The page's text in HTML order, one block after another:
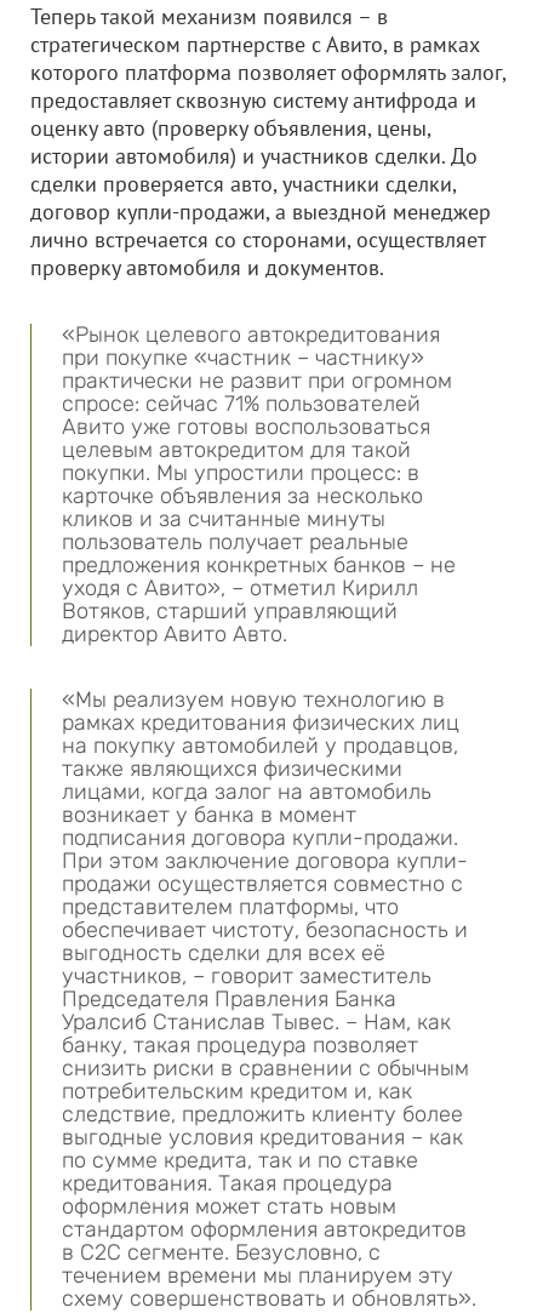
Теперь такой механизм появился – в
стратегическом партнерстве с Авито, в рамках
которого платформа позволяет оформлять залог,
предоставляет сквозную систему антифрода и
оценку авто (проверку объявления, цены,
истории автомобиля) и участников сделки. До
сделки проверяется авто, участники сделки,
договор купли-продажи, а выездной менеджер
лично встречается со сторонами, осуществляет
проверку автомобиля и документов.
«Рынок целевого автокредитования
при покупке «частник – частнику»
практически не развит при огромном
спросе: сейчас 71% пользователей
Авито уже готовы воспользоваться
целевым автокредитом для такой
покупки. Мы упростили процесс: в
карточке объявления за несколько
кликов и за считанные минуты
пользователь получает реальные
предложения конкретных банков – не
уходя с Авито», – отметил Кирилл
Вотяков, старший управляющий
директор Авито Авто.
«Мы реализуем новую технологию в
рамках кредитования физических лиц
на покупку автомобилей у продавцов,
также являющихся физическими
лицами, когда залог на автомобиль
возникает у банка в момент
подписания договора купли-продажи.
При этом заключение договора купли-
продажи осуществляется совместно с
представителем платформы, что
обеспечивает чистоту, безопасность и
выгодность сделки для всех её
участников, – говорит заместитель
Председателя Правления Банка
Уралсиб Станислав Тывес. – Нам, как
банку, такая процедура позволяет
снизить риски в сравнении с обычным
потребительским кредитом и, как
следствие, предложить клиенту более
выгодные условия кредитования – как
по сумме кредита, так и по ставке
кредитования. Такая процедура
оформления может стать новым
стандартом оформления автокредитов
в С2С сегменте. Безусловно, с
течением времени мы планируем эту
схему совершенствовать и обновлять».